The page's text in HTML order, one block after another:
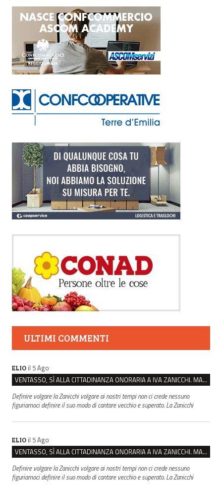
ULTIMI COMMENTI
ELIO il 5 Ago
VENTASSO, SÌ ALLA CITTADINANZA ONORARIA A IVA ZANICCHI. MA BARGIACCHI: “È DI PESSIMO GUSTO”
Definire volgare la Zanicchi volgare ai nostri tempi non ci crede nessuno
figuriamoci definire il suo modo di cantare vecchio e superato. La Zanicchi
ELIO il 5 Ago
VENTASSO, SÌ ALLA CITTADINANZA ONORARIA A IVA ZANICCHI. MA BARGIACCHI: “È DI PESSIMO GUSTO”
Definire volgare la Zanicchi volgare ai nostri tempi non ci crede nessuno
figuriamoci definire il suo modo di cantare vecchio e superato. La Zanicchi